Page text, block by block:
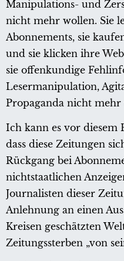
Manipulations- und
nicht mehr wollen. Sie
Abonnements, sie
und sie klicken ihre
sie offenkundige
Lesermanipulation,
Propaganda nicht
Ich kann es vor
dass diese Zeitungen
Rückgang bei
nichtstaatlichen
Journalisten dieser
Anlehnung an einen
Kreisen geschätzten
Zeitungssterben „von